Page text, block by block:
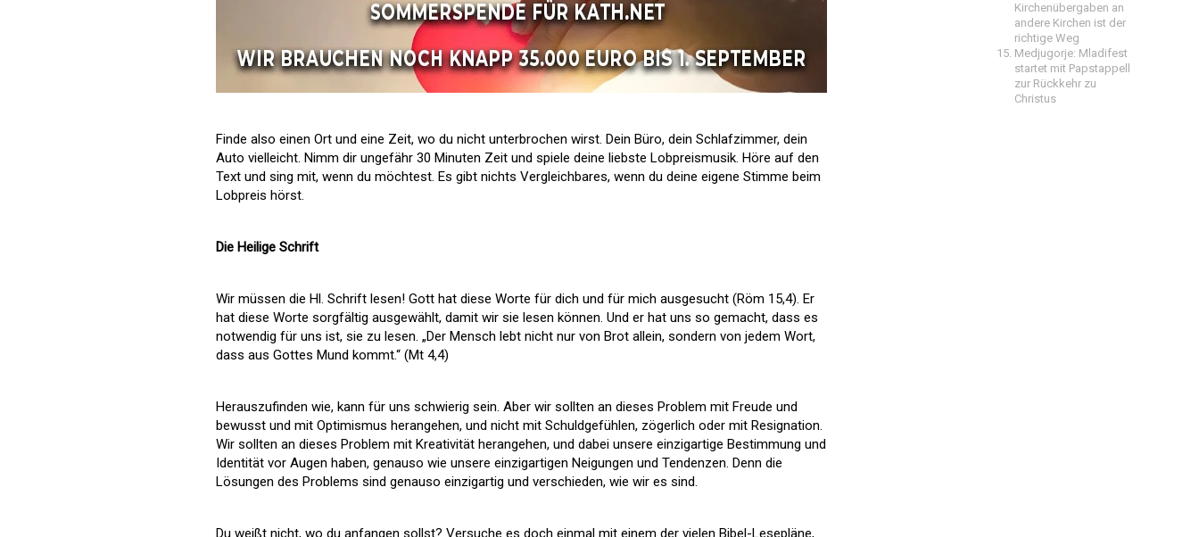
Finde also einen Ort und eine Zeit, wo du nicht unterbrochen wirst. Dein Büro, dein Schlafzimmer, dein
Auto vielleicht. Nimm dir ungefähr 30 Minuten Zeit und spiele deine liebste Lobpreismusik. Höre auf den
Text und sing mit, wenn du möchtest. Es gibt nichts Vergleichbares, wenn du deine eigene Stimme beim
Lobpreis hörst.
Die Heilige Schrift
Wir müssen die Hl. Schrift lesen! Gott hat diese Worte für dich und für mich ausgesucht (Röm 15,4). Er
hat diese Worte sorgfältig ausgewählt, damit wir sie lesen können. Und er hat uns so gemacht, dass es
notwendig für uns ist, sie zu lesen. „Der Mensch lebt nicht nur von Brot allein, sondern von jedem Wort,
dass aus Gottes Mund kommt.“ (Mt 4,4)
Herauszufinden wie, kann für uns schwierig sein. Aber wir sollten an dieses Problem mit Freude und
bewusst und mit Optimismus herangehen, und nicht mit Schuldgefühlen, zögerlich oder mit Resignation.
Wir sollten an dieses Problem mit Kreativität herangehen, und dabei unsere einzigartige Bestimmung und
Identität vor Augen haben, genauso wie unsere einzigartigen Neigungen und Tendenzen. Denn die
Lösungen des Problems sind genauso einzigartig und verschieden, wie wir es sind.
Du weißt nicht, wo du anfangen sollst? Versuche es doch einmal mit einem der vielen Bibel-Lesepläne,
Kirchenübergaben an
andere Kirchen ist der
richtige Weg
Medjugorje: Mladifest
startet mit Papstappell
zur Rückkehr zu
Christus